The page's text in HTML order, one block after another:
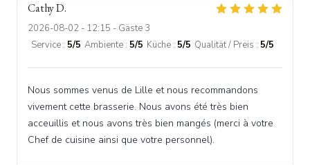
CathyD
2026-08-02 - 12:15 - Gäste 3
Service : 5/5 Ambiente : 5/5 Küche : 5/5 Qualität / Preis : 5/5
Nous sommes venus de Lille et nous recommandons
vivement cette brasserie. Nous avons été très bien
acceuillis et nous avons très bien mangés (merci à votre
Chef de cuisine ainsi que votre personnel).